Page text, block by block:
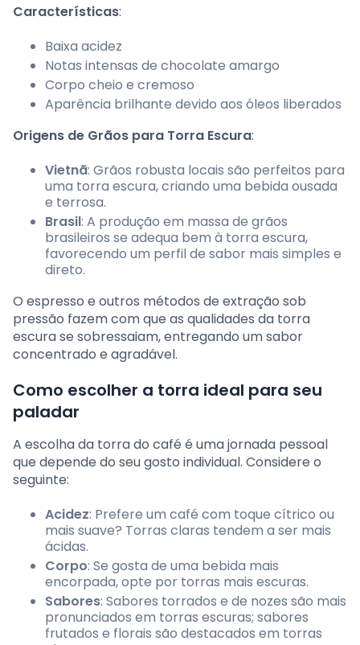
Características:
Baixa acidez
Notas intensas de chocolate amargo
Corpo cheio e cremoso
Aparência brilhante devido aos óleos liberados
Origens de Grãos para Torra Escura:
Vietnã: Grãos robusta locais são perfeitos para
uma torra escura, criando uma bebida ousada
e terrosa.
Brasil: A produção em massa de grãos
brasileiros se adequa bem à torra escura,
favorecendo um perfil de sabor mais simples e
direto.
O espresso e outros métodos de extração sob
pressão fazem com que as qualidades da torra
escura se sobressaiam, entregando um sabor
concentrado e agradável.
Como escolher a torra ideal para seu
paladar
A escolha da torra do café é uma jornada pessoal
que depende do seu gosto individual. Considere o
seguinte:
Acidez: Prefere um café com toque cítrico ou
mais suave? Torras claras tendem a ser mais
ácidas.
Corpo: Se gosta de uma bebida mais
encorpada, opte por torras mais escuras.
Sabores: Sabores torrados e de nozes são mais
pronunciados em torras escuras; sabores
frutados e florais são destacados em torras